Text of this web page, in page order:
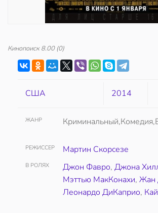
Кинопоиск 8.00(0)
США 2014
ЖАНР
РЕЖИССЕР Мартин Скорсезе
В РОЛЯХ Джон Фавро, Джона
Мэттью МакКонахи, Жан
Леонардо ДиКаприо,